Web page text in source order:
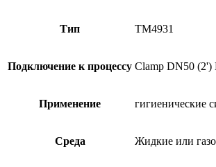
Тип TM4931
Подключение к процессу Clamp DN50 (2')
Применение гигиенические
Среда Жидкие или